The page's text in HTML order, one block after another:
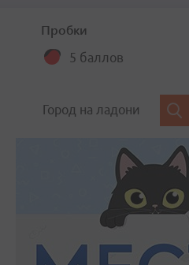
Пробки
5 баллов
Город на ладони